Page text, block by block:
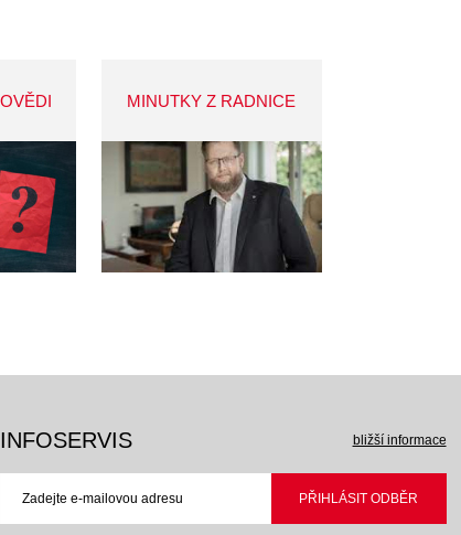
MINUTKY Z RADNICE
INFOSERVIS bližší informace